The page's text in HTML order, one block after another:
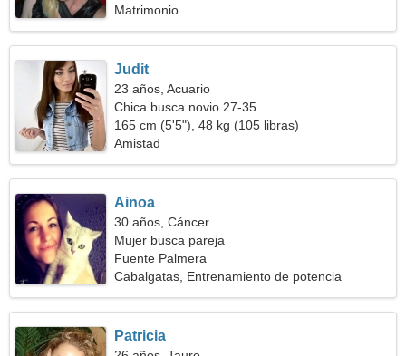
Matrimonio
Judit
23 años, Acuario
Chica busca novio 27-35
165 cm (5'5"), 48 kg (105 libras)
Amistad
Ainoa
30 años, Cáncer
Mujer busca pareja
Fuente Palmera
Cabalgatas, Entrenamiento de potencia
Patricia